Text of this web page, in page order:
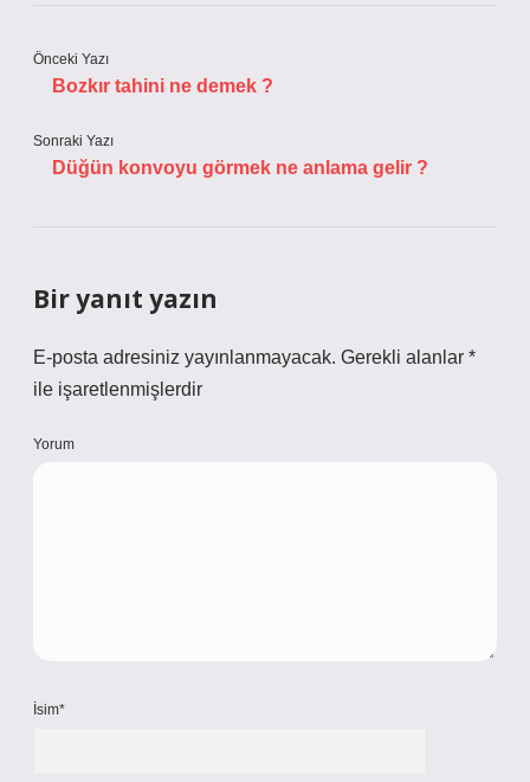
Önceki Yazı
Bozkır tahini ne demek ?
Sonraki Yazı
Düğün konvoyu görmek ne anlama gelir ?
Bir yanıt yazın
E-posta adresiniz yayınlanmayacak. Gerekli alanlar *
ile işaretlenmişlerdir
Yorum
İsim*